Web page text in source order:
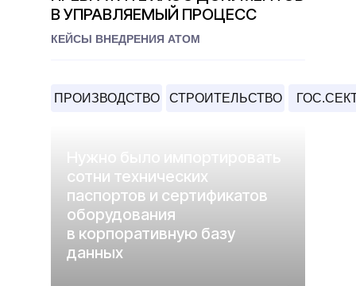
КЕЙСЫ ВНЕДРЕНИЯ АТОМ
В УПРАВЛЯЕМЫЙ ПРОЦЕСС
СТРОИТЕЛЬСТВО
ПРОИЗВОДСТВО
сотни технических
паспортов и сертификатов
оборудования
в корпоративную базу
данных